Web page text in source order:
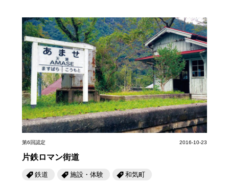
第6回認定 2016-10-23
片鉄ロマン街道
鉄道 施設・体験 和気町